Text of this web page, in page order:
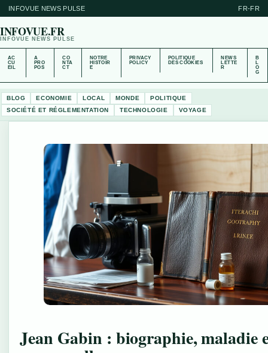
INFOVUE NEWS PULSE FR-FR
INFOVUE.FR
INFOVUE NEWS PULSE
AC
CU
EIL
A
PRO
POS
CO
NTA
CT
NOTRE
HISTOIR
E
PRIVACY
POLICY
POLITIQUE
DES COOKIES
NEWS
LETTE
R
B
L
O
G
BLOG ECONOMIE LOCAL MONDE
POLITIQUE
SOCIÉTÉ ET RÉGLEMENTATION
TECHNOLOGIE VOYAGE
Jean Gabin : biographie, maladie